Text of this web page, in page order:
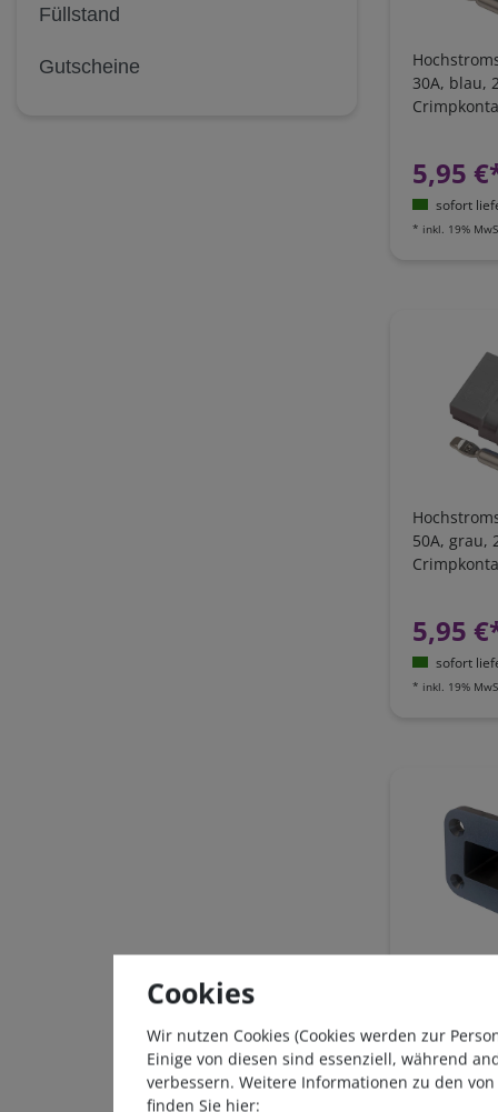
Füllstand
Gutscheine
30A, blau,
5,95
sofort
* inkl. 19%
50A, grau,
5,95
sofort
* inkl. 19%
bis 50A
3,50
Cookies
Wir nutzen Cookies (Cookies werden zur
Einige von diesen sind essenziell, während
verbessern. Weitere Informationen zu den
finden Sie hier: